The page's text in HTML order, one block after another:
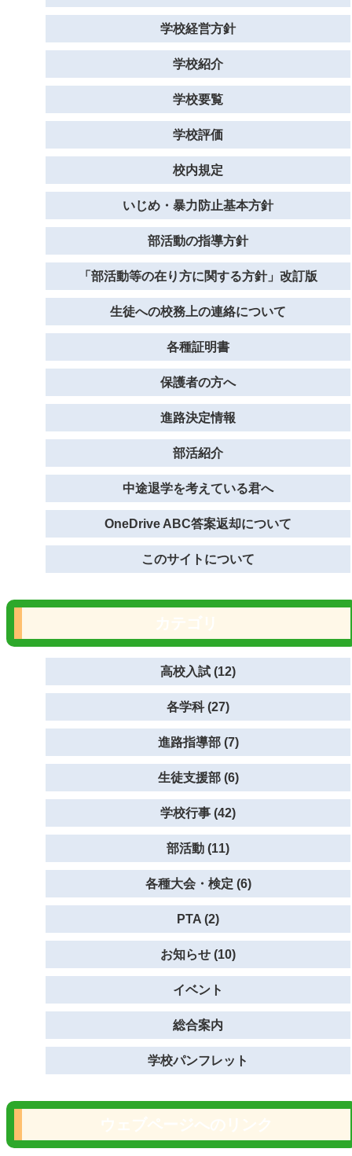
学校経営方針
学校紹介
学校要覧
学校評価
校内規定
いじめ・暴力防止基本方針
部活動の指導方針
「部活動等の在り方に関する方針」改訂版
生徒への校務上の連絡について
各種証明書
保護者の方へ
進路決定情報
部活紹介
中途退学を考えている君へ
OneDrive ABC答案返却について
このサイトについて
高校入試 (12)
各学科 (27)
進路指導部 (7)
生徒支援部 (6)
学校行事 (42)
部活動 (11)
各種大会・検定 (6)
PTA (2)
お知らせ (10)
イベント
総合案内
学校パンフレット